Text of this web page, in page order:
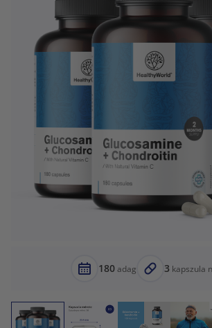
180adag 3 kapszula